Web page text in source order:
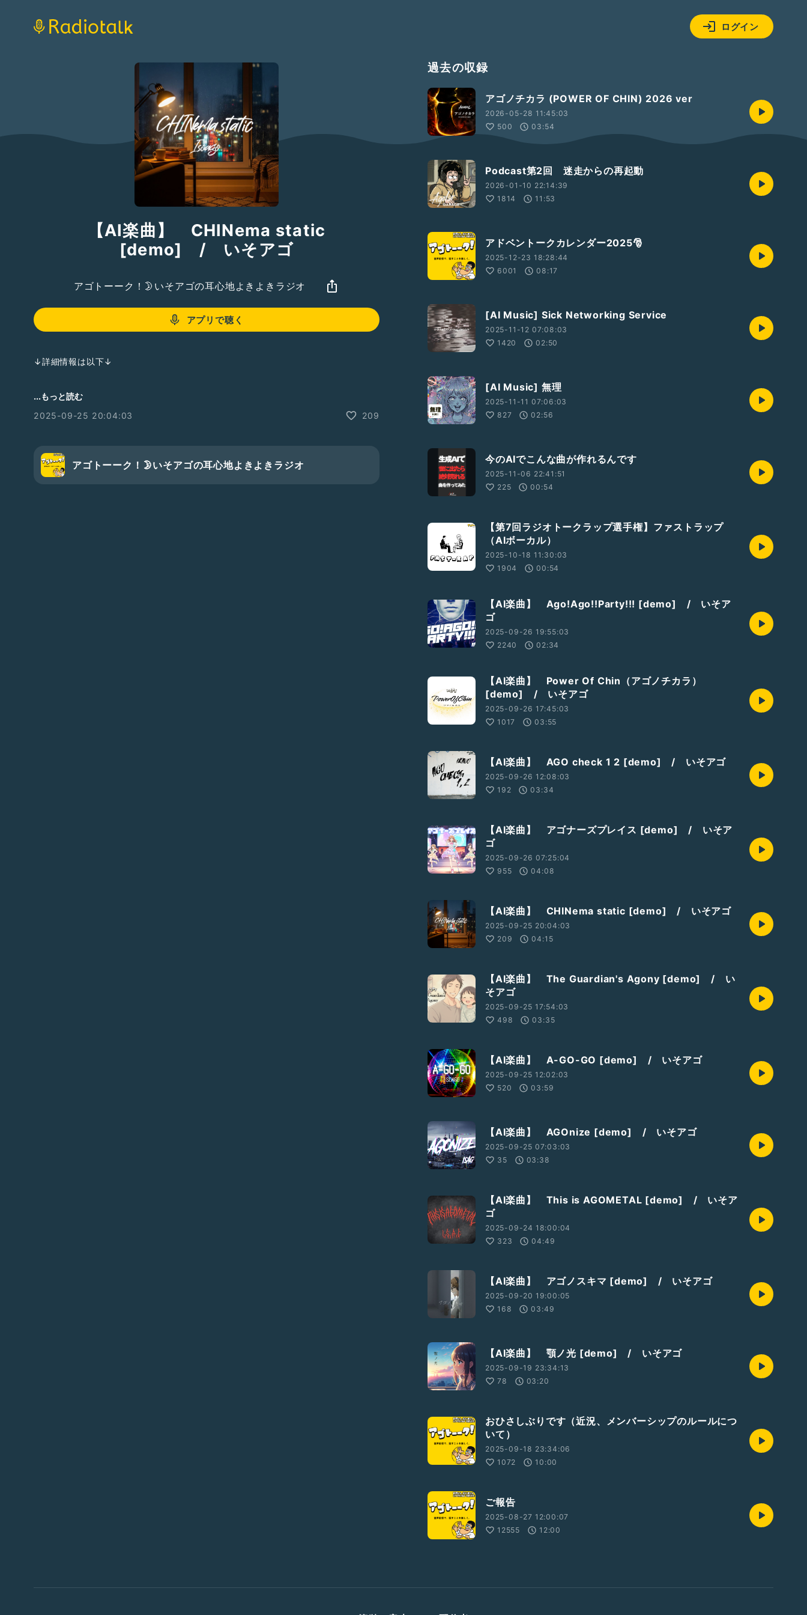
ログイン
【AI楽曲】 CHINema static
[demo] / いそアゴ
アゴトーーク！🌛いそアゴの耳心地よきよきラジオ
アプリで聴く
↓詳細情報は以下↓
■ジャンル
画のようた！
そんな空想を描いた？ちる曲。
...もっと読む
2025-09-25 20:04:03
209
アゴトーーク！🌛いそアゴの耳心地よきよきラジオ
過去の収録
アゴノチカラ (POWER OF CHIN) 2026 ver
2026-05-28 11:45:03
500
03:54
Podcast第2回 迷走からの再起動
2026-01-10 22:14:39
1814
11:53
アドベントークカレンダー2025🎅
2025-12-23 18:28:44
6001
08:17
[AI Music] Sick Networking Service
2025-11-12 07:08:03
1420
02:50
[AI Music] 無理
2025-11-11 07:06:03
827
02:56
今のAIでこんな曲が作れるんです
2025-11-06 22:41:51
225
00:54
【第7回ラジオトークラップ選手権】ファストラップ
（AIボーカル）
2025-10-18 11:30:03
1904
00:54
【AI楽曲】 Ago!Ago!!Party!!! [demo] / いそア
ゴ
2025-09-26 19:55:03
2240
02:34
【AI楽曲】 Power Of Chin（アゴノチカラ）
[demo] / いそアゴ
2025-09-26 17:45:03
1017
03:55
【AI楽曲】 AGO check 1 2 [demo] / いそアゴ
2025-09-26 12:08:03
192
03:34
【AI楽曲】 アゴナーズプレイス [demo] / いそア
ゴ
2025-09-26 07:25:04
955
04:08
【AI楽曲】 CHINema static [demo] / いそアゴ
2025-09-25 20:04:03
209
04:15
【AI楽曲】 The Guardian's Agony [demo] / い
そアゴ
2025-09-25 17:54:03
498
03:35
【AI楽曲】 A-GO-GO [demo] / いそアゴ
2025-09-25 12:02:03
520
03:59
【AI楽曲】 AGOnize [demo] / いそアゴ
2025-09-25 07:03:03
35
03:38
【AI楽曲】 This is AGOMETAL [demo] / いそア
ゴ
2025-09-24 18:00:04
323
04:49
【AI楽曲】 アゴノスキマ [demo] / いそアゴ
2025-09-20 19:00:05
168
03:49
【AI楽曲】 顎ノ光 [demo] / いそアゴ
2025-09-19 23:34:13
78
03:20
おひさしぶりです（近況、メンバーシップのルールにつ
いて）
2025-09-18 23:34:06
1072
10:00
ご報告
2025-08-27 12:00:07
12555
12:00